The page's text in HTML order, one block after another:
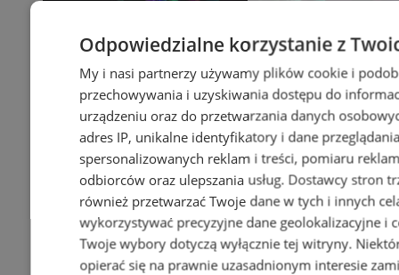
Odpowiedzialne korzystanie z
My i nasi partnerzy używamy plików cookie i
przechowywania i uzyskiwania dostępu do
urządzeniu oraz do przetwarzania danych
adres IP, unikalne identyfikatory i dane
spersonalizowanych reklam i treści, pomiaru
odbiorców oraz ulepszania usług. Dostawcy stron
również przetwarzać Twoje dane w tych i innych
wykorzystywać precyzyjne dane geolokalizacyjne i
Twoje wybory dotyczą wyłącznie tej witryny.
opierać się na prawnie uzasadnionym interesie